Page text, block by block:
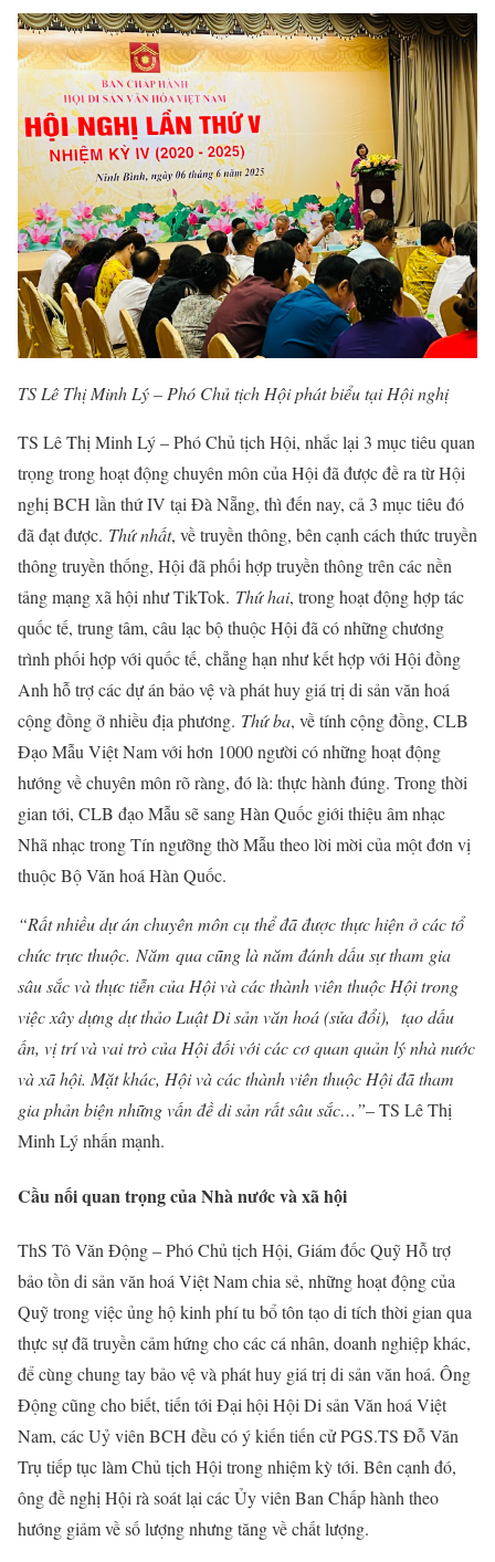
TS Lê Thị Minh Lý – Phó Chủ tịch Hội phát biểu tại Hội nghị
TS Lê Thị Minh Lý – Phó Chủ tịch Hội, nhắc lại 3 mục tiêu quan
trọng trong hoạt động chuyên môn của Hội đã được đề ra từ Hội
nghị BCH lần thứ IV tại Đà Nẵng, thì đến nay, cả 3 mục tiêu đó
đã đạt được. Thứ nhất, về truyền thông, bên cạnh cách thức truyền
thông truyền thống, Hội đã phối hợp truyền thông trên các nền
tảng mạng xã hội như TikTok. Thứ hai, trong hoạt động hợp tác
quốc tế, trung tâm, câu lạc bộ thuộc Hội đã có những chương
trình phối hợp với quốc tế, chẳng hạn như kết hợp với Hội đồng
Anh hỗ trợ các dự án bảo vệ và phát huy giá trị di sản văn hoá
cộng đồng ở nhiều địa phương. Thứ ba, về tính cộng đồng, CLB
Đạo Mẫu Việt Nam với hơn 1000 người có những hoạt động
hướng về chuyên môn rõ ràng, đó là: thực hành đúng. Trong thời
gian tới, CLB đạo Mẫu sẽ sang Hàn Quốc giới thiệu âm nhạc
Nhã nhạc trong Tín ngưỡng thờ Mẫu theo lời mời của một đơn vị
thuộc Bộ Văn hoá Hàn Quốc.
“Rất nhiều dự án chuyên môn cụ thể đã được thực hiện ở các tổ
chức trực thuộc. Năm qua cũng là năm đánh dấu sự tham gia
sâu sắc và thực tiễn của Hội và các thành viên thuộc Hội trong
việc xây dựng dự thảo Luật Di sản văn hoá (sửa đổi), tạo dấu
ấn, vị trí và vai trò của Hội đối với các cơ quan quản lý nhà nước
và xã hội. Mặt khác, Hội và các thành viên thuộc Hội đã tham
gia phản biện những vấn đề di sản rất sâu sắc…”– TS Lê Thị
Minh Lý nhấn mạnh.
Cầu nối quan trọng của Nhà nước và xã hội
ThS Tô Văn Động – Phó Chủ tịch Hội, Giám đốc Quỹ Hỗ trợ
bảo tồn di sản văn hoá Việt Nam chia sẻ, những hoạt động của
Quỹ trong việc ủng hộ kinh phí tu bổ tôn tạo di tích thời gian qua
thực sự đã truyền cảm hứng cho các cá nhân, doanh nghiệp khác,
để cùng chung tay bảo vệ và phát huy giá trị di sản văn hoá. Ông
Động cũng cho biết, tiến tới Đại hội Hội Di sản Văn hoá Việt
Nam, các Uỷ viên BCH đều có ý kiến tiến cử PGS.TS Đỗ Văn
Trụ tiếp tục làm Chủ tịch Hội trong nhiệm kỳ tới. Bên cạnh đó,
ông đề nghị Hội rà soát lại các Ủy viên Ban Chấp hành theo
hướng giảm về số lượng nhưng tăng về chất lượng.